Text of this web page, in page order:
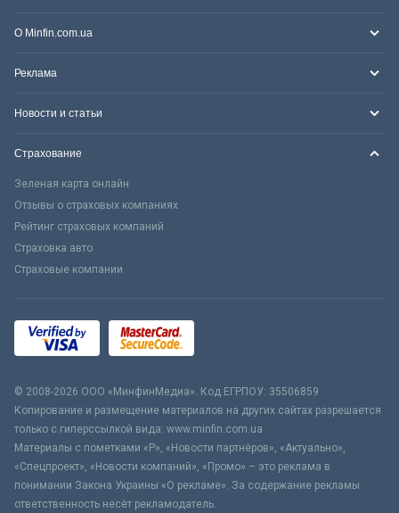
О Minfin.com.ua
Реклама
Новости и статьи
Страхование
Зеленая карта онлайн
Отзывы о страховых компаниях
Рейтинг страховых компаний
Страховка авто
Страховые компании
© 2008-2026 ООО «МинфинМедиа». Код ЕГРПОУ: 35506859
Копирование и размещение материалов на других сайтах разрешается
только с гиперссылкой вида: www.minfin.com.ua
Материалы с пометками «Р», «Новости партнёров», «Актуально»,
«Спецпроект», «Новости компаний», «Промо» – это реклама в
понимании Закона Украины «О рекламе». За содержание рекламы
ответственность несёт рекламодатель.